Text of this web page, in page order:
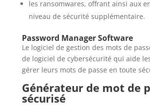
les ransomwares, offrant ainsi aux
niveau de sécurité supplémentaire.
Password Manager Software
Le logiciel de gestion des mots de
de logiciel de cybersécurité qui aide
gérer leurs mots de passe en toute
Générateur de mot de
sécurisé